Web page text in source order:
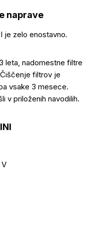
naprave
je zelo enostavno.
leta, nadomestne filtre
filtrov je
vsake 3 mesece.
v priloženih navodilih.